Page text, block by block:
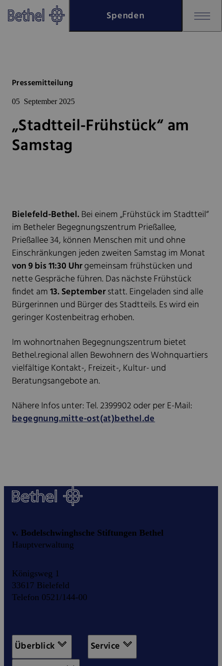
Zum Hauptinhalt springen
Zur Fußzeile springen
Spenden
Pressemitteilung
05 September 2025
„Stadtteil-Frühstück“ am
Samstag
Bielefeld-Bethel.Bei einem „Frühstück im Stadtteil“
im Betheler Begegnungszentrum Prießallee,
Prießallee 34, können Menschen mit und ohne
Einschränkungen jeden zweiten Samstag im Monat
von 9 bis 11:30 Uhrgemeinsam frühstücken und
nette Gespräche führen. Das nächste Frühstück
findet am13. Septemberstatt. Eingeladen sind alle
Bürgerinnen und Bürger des Stadtteils. Es wird ein
geringer Kostenbeitrag erhoben.
Im wohnortnahen Begegnungszentrum bietet
Bethel.regional allen Bewohnern des Wohnquartiers
vielfältige Kontakt-, Freizeit-, Kultur- und
Beratungsangebote an.
Nähere Infos unter: Tel. 2399902 oder per E-Mail:
begegnung.mitte-ost(at)bethel.de
v. Bodelschwinghsche Stiftungen Bethel
Hauptverwaltung
Königsweg 1
33617 Bielefeld
Telefon 0521/144-00
Überblick
Service